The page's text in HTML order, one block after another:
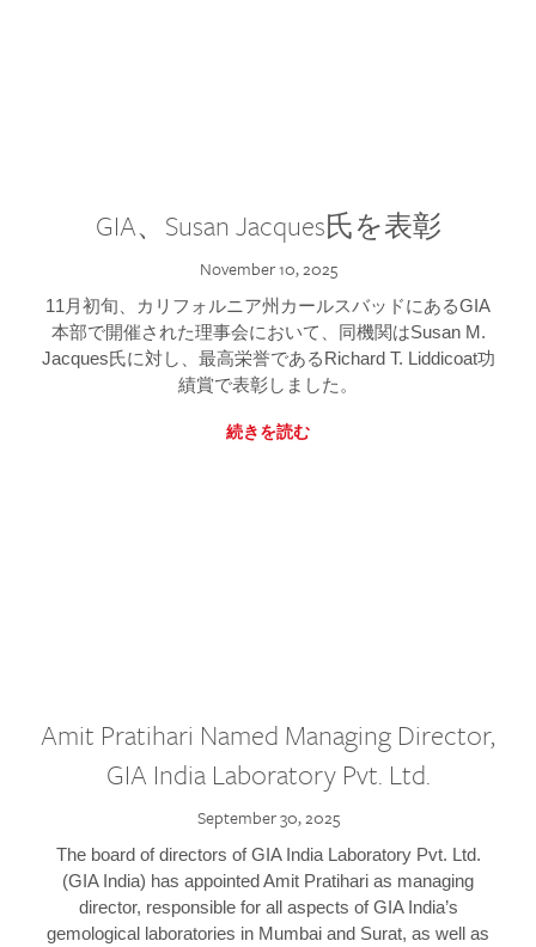
GIA、Susan Jacques氏を表彰
November 10, 2025
11月初旬、カリフォルニア州カールスバッドにあるGIA
本部で開催された理事会において、同機関はSusan M.
Jacques氏に対し、最高栄誉であるRichard T. Liddicoat功
績賞で表彰しました。
続きを読む
Amit Pratihari Named Managing Director,
GIA India Laboratory Pvt. Ltd.
September 30, 2025
The board of directors of GIA India Laboratory Pvt. Ltd.
(GIA India) has appointed Amit Pratihari as managing
director, responsible for all aspects of GIA India’s
gemological laboratories in Mumbai and Surat, as well as